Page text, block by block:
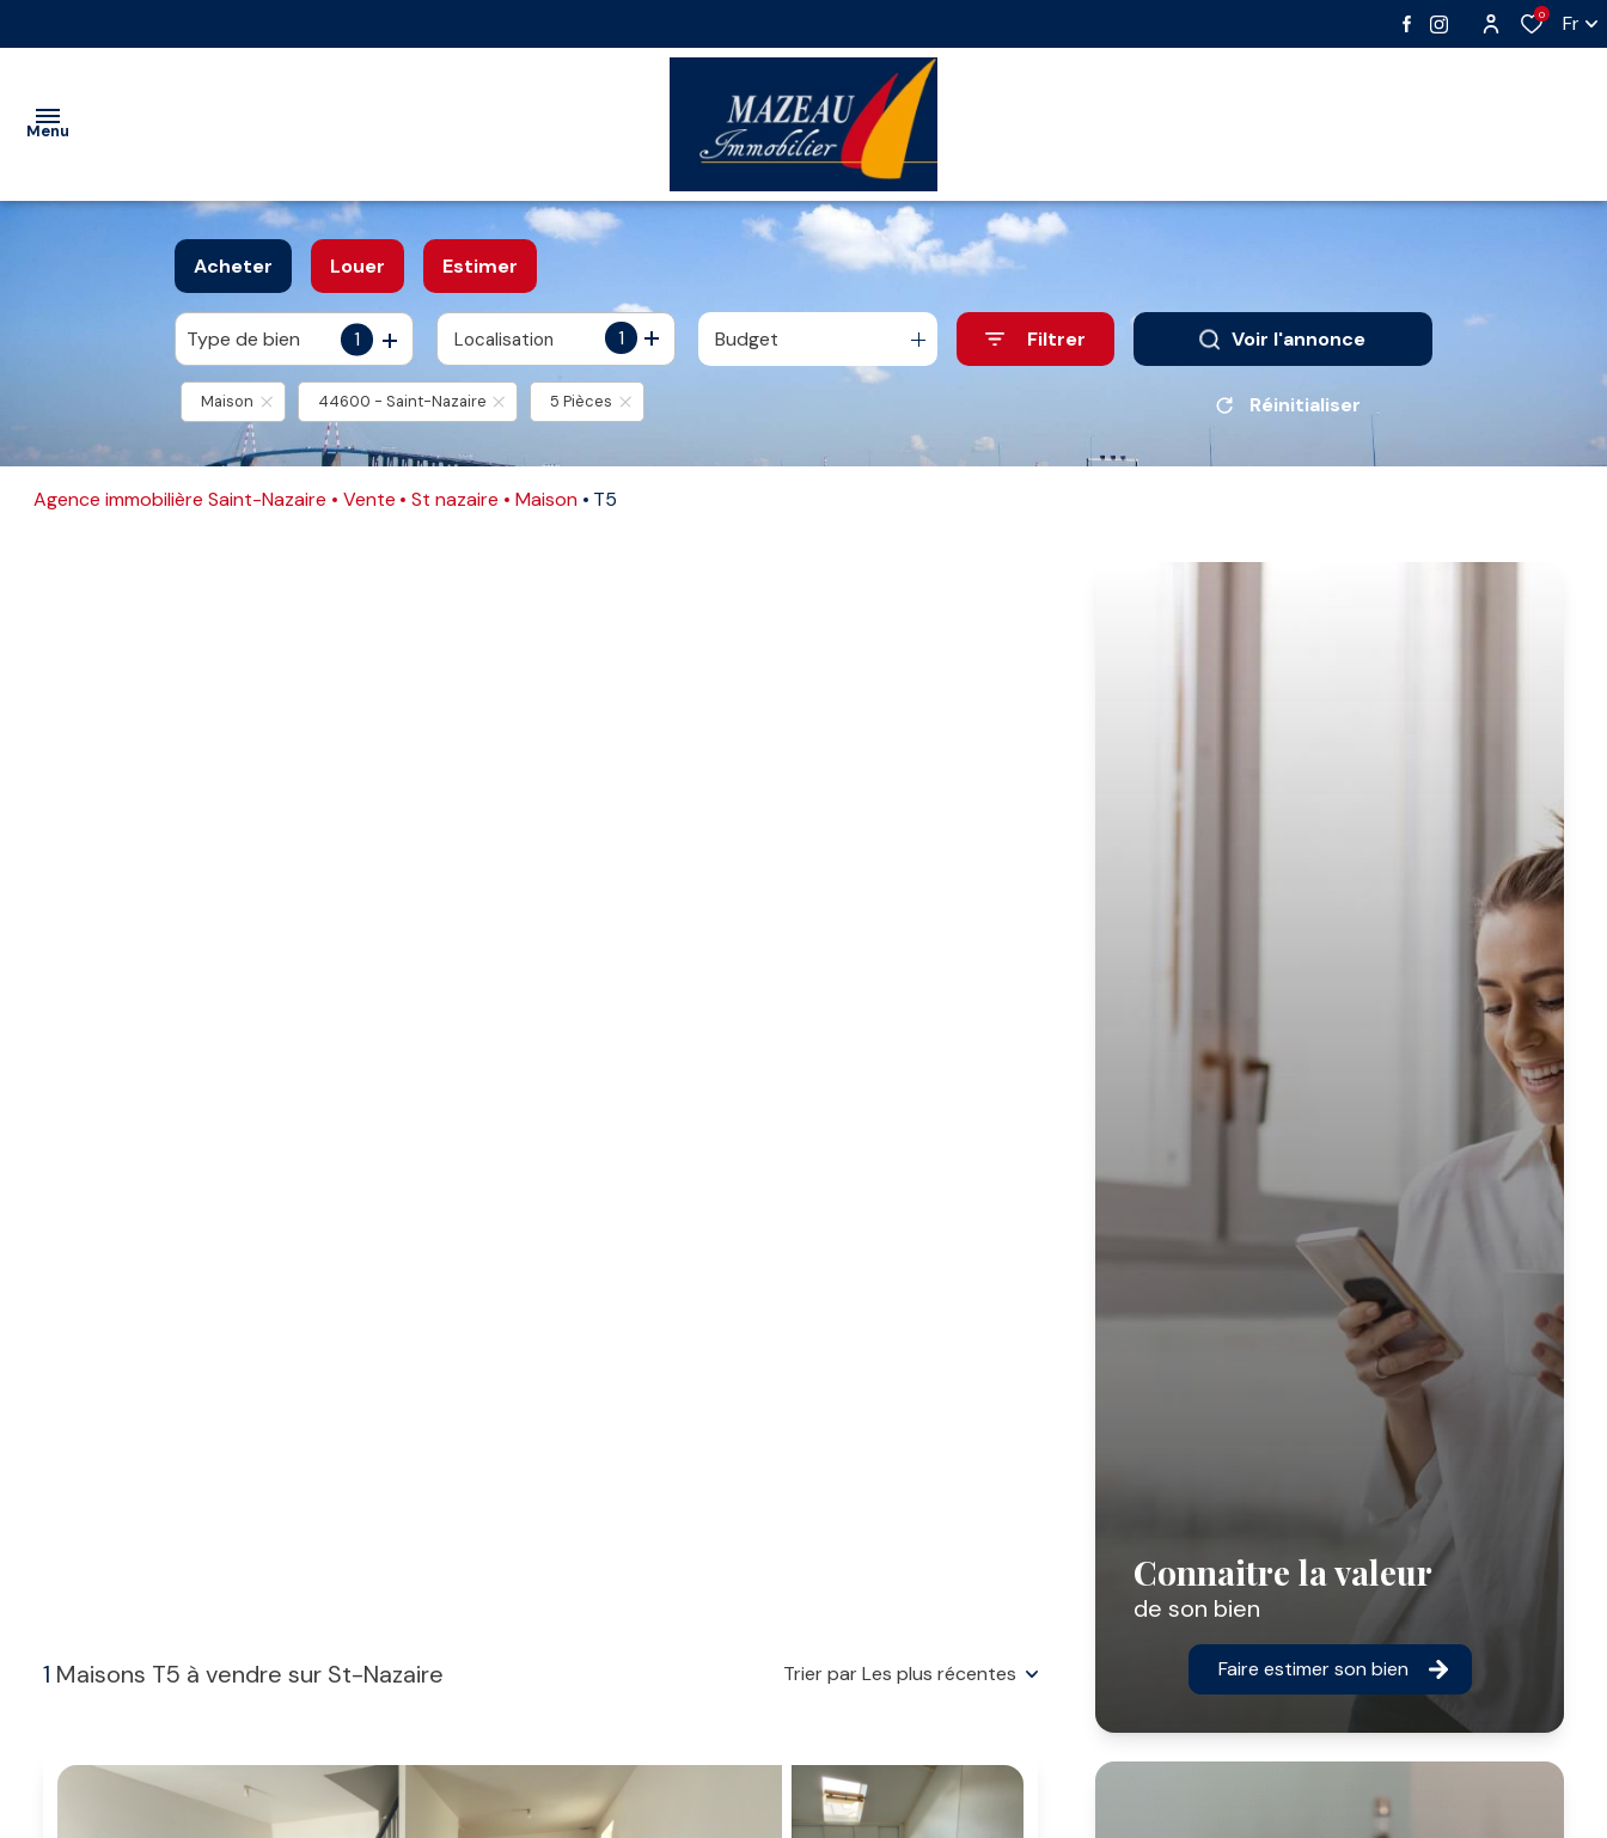
0 Fr
Menu
interactive
IMMOBILIER
PROFESSIONNEL
Location
professionnel
GESTION
ESTIMATION
Acheter
De l'ancien
Louer
à l'année
Estimer
Type de bien 1 1
Localisation Budget Filtrer Voir l'annonce
Maison 44600 - Saint-Nazaire 5 Pièces Réinitialiser
Agence immobilière Saint-Nazaire Vente St nazaire Maison T5
1 Maisons T5 à vendre sur St-Nazaire Trier par Les plus récentes
Connaitre la valeur
de son bien
Faire estimer son bien